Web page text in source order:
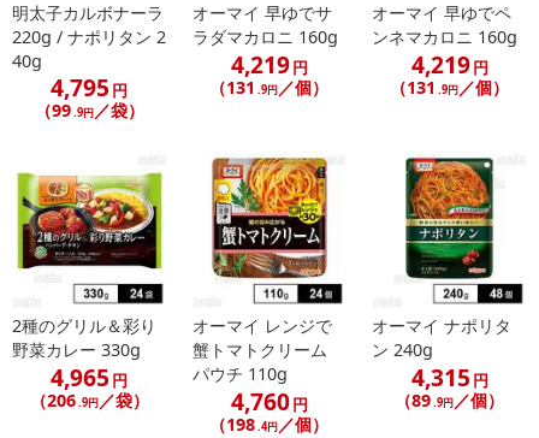
休業日
■その他共通および商品カテゴリー別注意事項（※必ずご確認くだ
さい）
こちらの情報は 2026年07月09日
明太子カルボナーラ
220g / ナポリタン 2
40g
4,795 円
（99.9円／袋）
オーマイ 早ゆでサ
ラダマカロニ 160g
4,219円
（131 .9円／個）
オーマイ 早ゆでペ
ンネマカロニ 160g
4,219円
（131 .9円／個）
2種のグリル＆彩り
野菜カレー 330g
4,965 円
（206.9円／袋）
オーマイ レンジで
蟹トマトクリーム
パウチ 110g
4,760円
（198.4円／個）
オーマイ ナポリタ
ン 240g
4,315 円
（89.9円／個）